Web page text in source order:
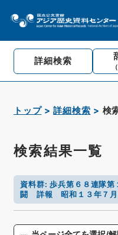
詳細検索
トップ 詳細検索 検
検索結果一覧
資料群:歩兵第６８連隊
闘 詳報 昭和１３年７月